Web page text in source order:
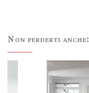
Non perderti anche: